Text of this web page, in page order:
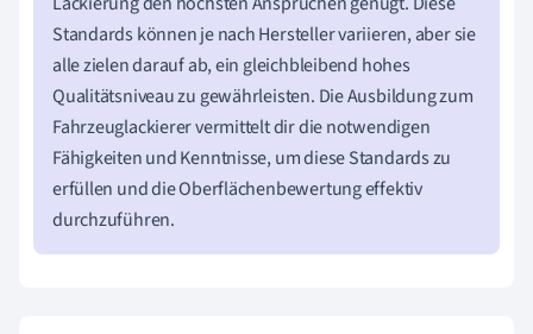
Standards können je nach Hersteller variieren, aber sie
alle zielen darauf ab, ein gleichbleibend hohes
Qualitätsniveau zu gewährleisten. Die Ausbildung zum
Fahrzeuglackierer vermittelt dir die notwendigen
Fähigkeiten und Kenntnisse, um diese Standards zu
erfüllen und die Oberflächenbewertung effektiv
durchzuführen.